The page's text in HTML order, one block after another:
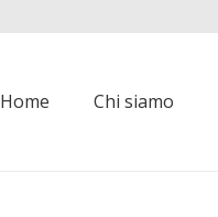
Home Chi siamo